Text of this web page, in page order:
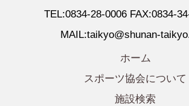
TEL:0834-28-0006 FAX:0834-
MAIL:taikyo@shunan-
ホーム
スポーツ協会について
施設検索